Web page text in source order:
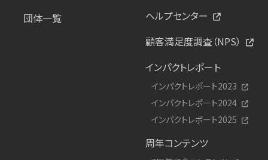
団体一覧
ヘルプセンター
顧客満足度調査（NPS）
インパクトレポート
インパクトレポート2023
インパクトレポート2024
インパクトレポート2025
周年コンテンツ